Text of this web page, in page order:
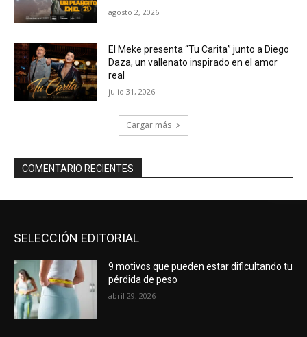
agosto 2, 2026
El Meke presenta “Tu Carita” junto a Diego
Daza, un vallenato inspirado en el amor
real
julio 31, 2026
Cargar más
COMENTARIO RECIENTES
SELECCIÓN EDITORIAL
9 motivos que pueden estar dificultando tu
pérdida de peso
abril 29, 2026